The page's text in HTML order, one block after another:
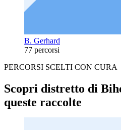
B. Gerhard
77 percorsi
PERCORSI SCELTI CON CURA
Scopri distretto di
queste raccolte